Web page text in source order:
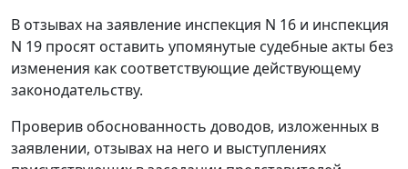
В отзывах на заявление инспекция N 16 и инспекция
N 19 просят оставить упомянутые судебные акты без
изменения как соответствующие действующему
законодательству.
Проверив обоснованность доводов, изложенных в
заявлении, отзывах на него и выступлениях